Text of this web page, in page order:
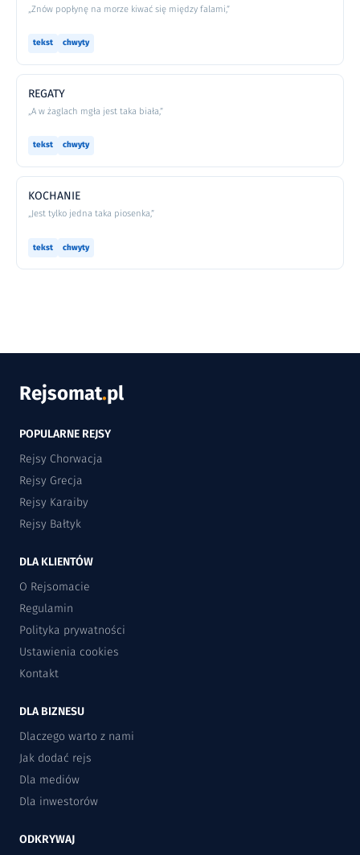
„Znów popłynę na morze kiwać się między falami,”
tekst chwyty
REGATY
„A w żaglach mgła jest taka biała,”
tekst chwyty
KOCHANIE
„Jest tylko jedna taka piosenka,”
tekst chwyty
Rejsomat.pl
POPULARNE REJSY
Rejsy Chorwacja
Rejsy Grecja
Rejsy Karaiby
Rejsy Bałtyk
DLA KLIENTÓW
O Rejsomacie
Regulamin
Polityka prywatności
Ustawienia cookies
Kontakt
DLA BIZNESU
Dlaczego warto z nami
Jak dodać rejs
Dla mediów
Dla inwestorów
ODKRYWAJ